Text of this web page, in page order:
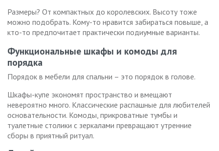
Размеры? От компактных до королевских. Высоту тоже
можно подобрать. Кому-то нравится забираться повыше, а
кто-то предпочитает практически подиумные варианты.
Функциональные шкафы и комоды для
порядка
Порядок в мебели для спальни – это порядок в голове.
Шкафы-купе экономят пространство и вмещают
невероятно много. Классические распашные для любителей
основательности. Комоды, прикроватные тумбы и
туалетные столики с зеркалами превращают утренние
сборы в приятный ритуал.